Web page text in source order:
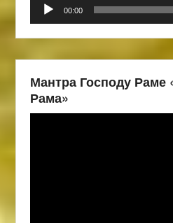
00:00
Мантра Господу Раме
Рама»